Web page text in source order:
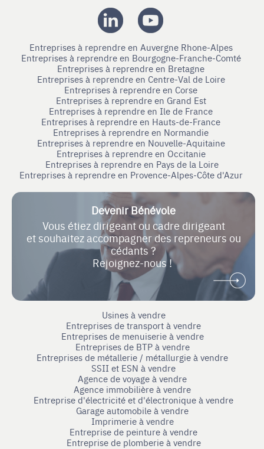
Entreprises à reprendre en Auvergne Rhone-Alpes
Entreprises à reprendre en Bourgogne-Franche-Comté
Entreprises à reprendre en Bretagne
Entreprises à reprendre en Centre-Val de Loire
Entreprises à reprendre en Corse
Entreprises à reprendre en Grand Est
Entreprises à reprendre en Ile de France
Entreprises à reprendre en Hauts-de-France
Entreprises à reprendre en Normandie
Entreprises à reprendre en Nouvelle-Aquitaine
Entreprises à reprendre en Occitanie
Entreprises à reprendre en Pays de la Loire
Entreprises à reprendre en Provence-Alpes-Côte d'Azur
Devenir Bénévole
Vous étiez dirigeant ou cadre dirigeant
et souhaitez accompagner des repreneurs ou
cédants ?
Rejoignez-nous !
Usines à vendre
Entreprises de transport à vendre
Entreprises de menuiserie à vendre
Entreprises de BTP à vendre
Entreprises de métallerie / métallurgie à vendre
SSII et ESN à vendre
Agence de voyage à vendre
Agence immobilière à vendre
Entreprise d'électricité et d'électronique à vendre
Garage automobile à vendre
Imprimerie à vendre
Entreprise de peinture à vendre
Entreprise de plomberie à vendre